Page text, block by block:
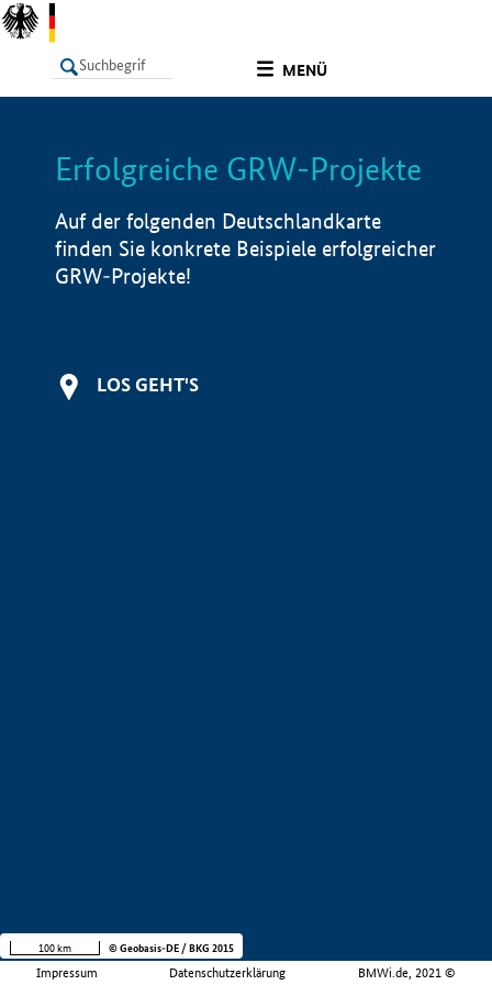
MENÜ
LISTE Info
Erfolgreiche GRW-Projekte
Auf der folgenden Deutschlandkarte
finden Sie konkrete Beispiele erfolgreicher
GRW-Projekte!
LOS GEHT'S
Impressum Datenschutzerklärung BMWi.de, 2021 ©
100 km © Geobasis-DE / BKG 2015